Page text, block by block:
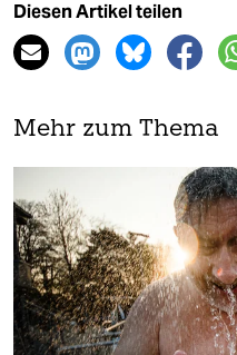
Diesen Artikel teilen
Mehr zum Thema